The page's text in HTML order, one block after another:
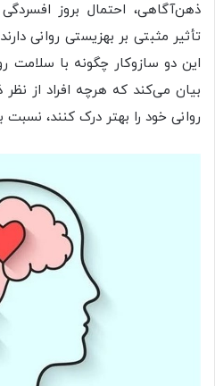
ذهن‌آگاهی، احتمال بروز
تأثیر مثبتی بر بهزیستی روانی
این دو سازوکار چگونه با سلامت
بیان می‌کند که هرچه افراد از
روانی خود را بهتر درک کنند،